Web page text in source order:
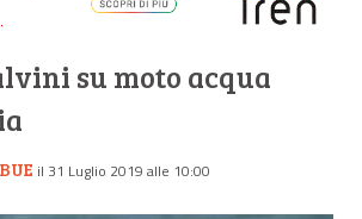
su moto acqua
il 31 Luglio 2019 alle 10:00